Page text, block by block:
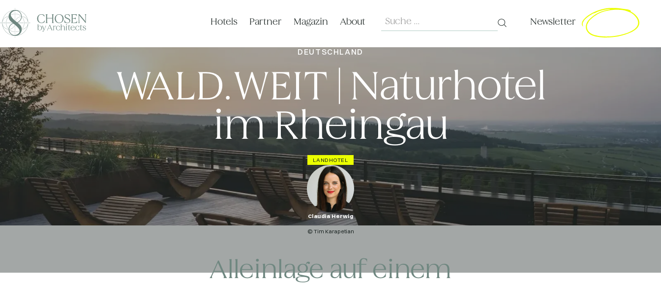
Hotels Partner Magazin About
Search
Search
Newsletter
DEUTSCHLAND
WALD.WEIT | Naturhotel
im Rheingau
LANDHOTEL
Claudia Herwig
© Tim Karapetian
Alleinlage auf einem